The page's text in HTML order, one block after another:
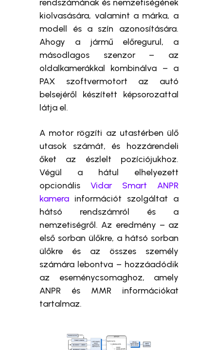
rendszámának és nemzetiségének
kiolvasására, valamint a márka, a
modell és a szín azonosítására.
Ahogy a jármű előregurul, a
másodlagos szenzor – az
oldalkamerákkal kombinálva – a
PAX szoftvermotort az autó
belsejéről készített képsorozattal
látja el.
A motor rögzíti az utastérben ülő
utasok számát, és hozzárendeli
őket az észlelt pozíciójukhoz.
Végül a hátul elhelyezett
opcionálisVidar Smart ANPR
kamera információt szolgáltat a
hátsó rendszámról és a
nemzetiségről. Az eredmény – az
első sorban ülőkre, a hátsó sorban
ülőkre és az összes személy
számára lebontva – hozzáadódik
az eseménycsomaghoz, amely
ANPR és MMR információkat
tartalmaz.